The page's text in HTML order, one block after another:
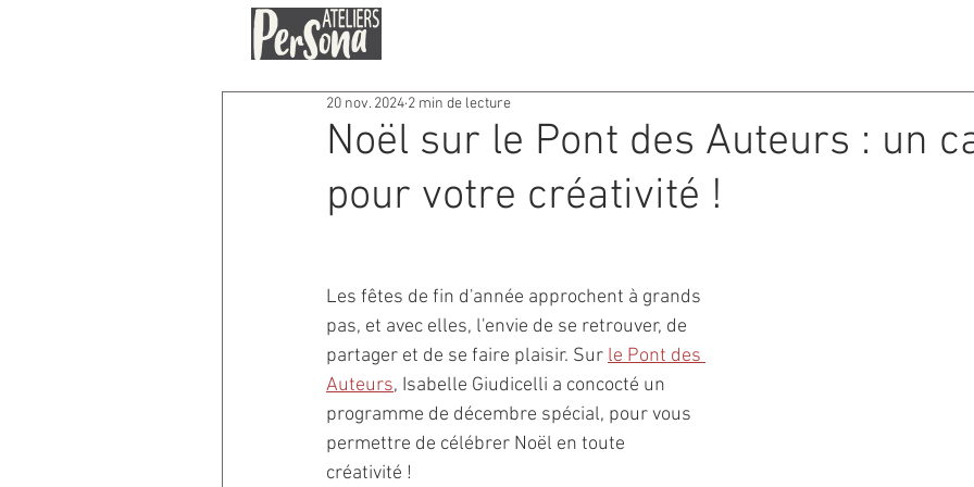
Noël sur le Pont des Auteurs : un
pour votre créativité !
20 nov. 2024 2 min de lecture
Les fêtes de fin d'année approchent à grands
pas, et avec elles, l'envie de se retrouver, de
partager et de se faire plaisir. Sur le Pont des
Auteurs, Isabelle Giudicelli a concocté un
programme de décembre spécial, pour vous
permettre de célébrer Noël en toute
créativité !